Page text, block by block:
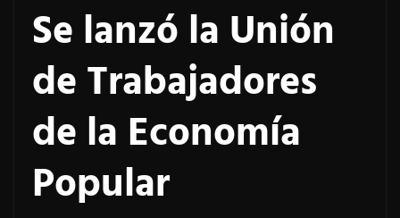
Se lanzó la Unión
de Trabajadores
de la Economía
Popular